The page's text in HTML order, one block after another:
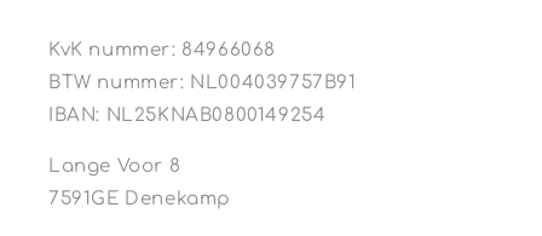
KvK nummer: 84966068
BTW nummer: NL004039757B91
IBAN: NL25KNAB0800149254
Lange Voor 8
7591GE Denekamp